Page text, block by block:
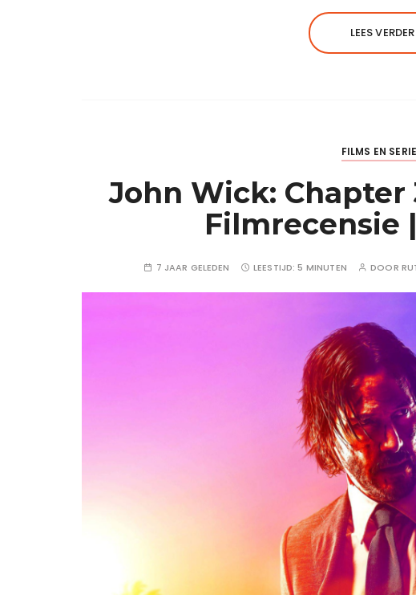
LEES VERDER
FILMS EN
John Wick: Chapter
Filmrecensie
7 JAAR GELEDEN LEESTIJD:5 MINUTEN DOOR